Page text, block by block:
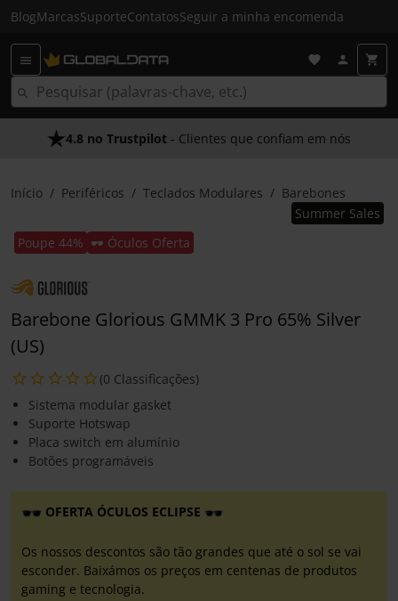
BlogMarcasSuporteContatosSeguir a minha encomenda
4.8 no Trustpilot - Clientes que confiam em nós
Início Periféricos Teclados Modulares Barebones
Poupe 44% 🕶️ Óculos Oferta
Summer Sales
Barebone Glorious GMMK 3 Pro 65% Silver
(US)
(0 Classificações)
Sistema modular gasket
Suporte Hotswap
Placa switch em alumínio
Botões programáveis
OFERTA ÓCULOS ECLIPSE
Os nossos descontos são tão grandes que até o sol se vai
esconder. Baixámos os preços em centenas de produtos
gaming e tecnologia.